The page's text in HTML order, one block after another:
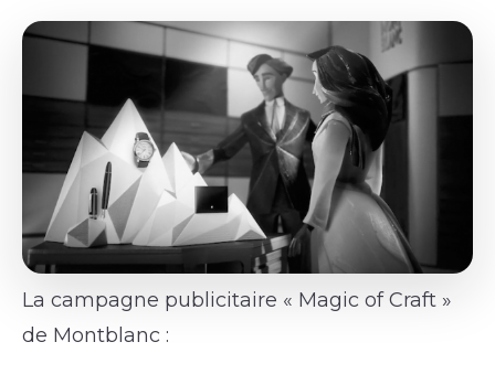
La campagne publicitaire « Magic of Craft »
de Montblanc :